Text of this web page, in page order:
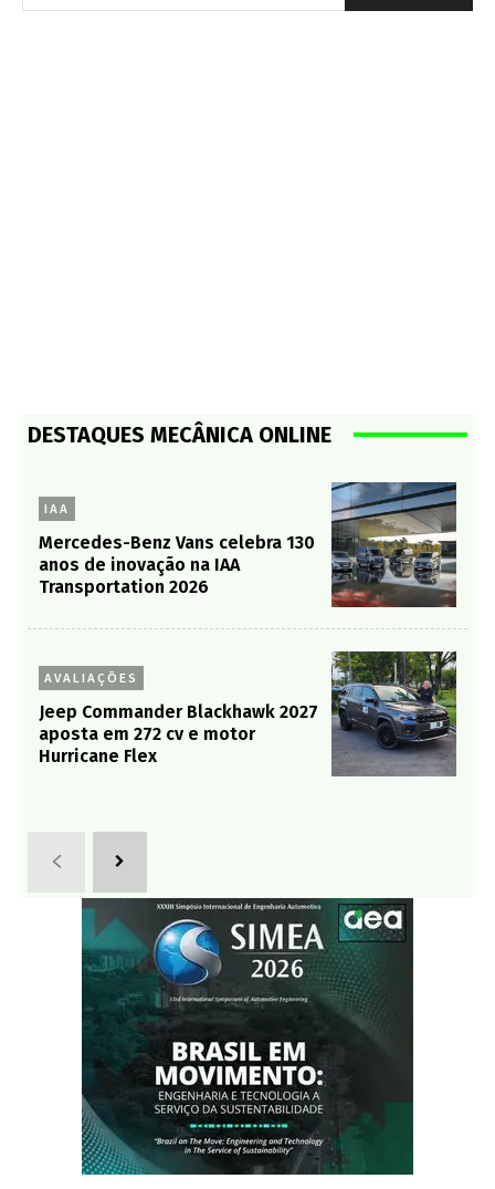
DESTAQUES MECÂNICA ONLINE
IAA
Mercedes-Benz Vans celebra 130
anos de inovação na IAA
Transportation 2026
AVALIAÇÕES
Jeep Commander Blackhawk 2027
aposta em 272 cv e motor
Hurricane Flex